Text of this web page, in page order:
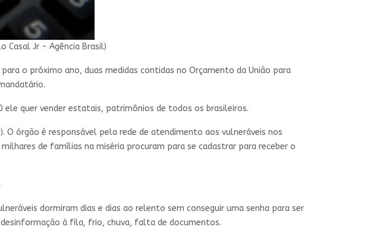
Casal Jr - Agência Brasil)
o próximo ano, duas medidas contidas no Orçamento da União para
ele quer vender estatais, patrimônios de todos os brasileiros.
O órgão é responsável pela rede de atendimento aos vulneráveis nos
de famílias na miséria procuram para se cadastrar para receber o
dormiram dias e dias ao relento sem conseguir uma senha para ser
à fila, frio, chuva, falta de documentos.